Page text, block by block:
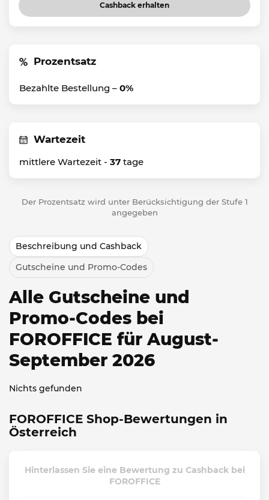
Cashback erhalten
Prozentsatz
Bezahlte Bestellung – 0%
Wartezeit
mittlere Wartezeit - 37 tage
Der Prozentsatz wird unter Berücksichtigung der Stufe 1
angegeben
Beschreibung und Cashback
Gutscheine und Promo-Codes
Alle Gutscheine und
Promo-Codes bei
FOROFFICE für August-
September 2026
Nichts gefunden
FOROFFICE Shop-Bewertungen in
Österreich
Hinterlassen Sie eine Bewertung zu Cashback bei
FOROFFICE